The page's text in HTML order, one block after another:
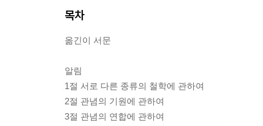
목차
옮긴이 서문
알림
1절 서로 다른 종류의 철학에 관하여
2절 관념의 기원에 관하여
3절 관념의 연합에 관하여